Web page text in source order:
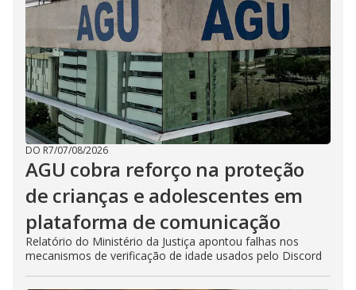
DO R7/07/08/2026
AGU cobra reforço na proteção
de crianças e adolescentes em
plataforma de comunicação
Relatório do Ministério da Justiça apontou falhas nos
mecanismos de verificação de idade usados pelo Discord